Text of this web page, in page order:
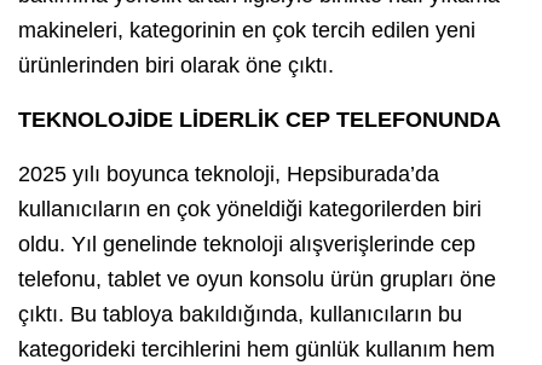
makineleri, kategorinin en çok tercih edilen yeni
ürünlerinden biri olarak öne çıktı.
TEKNOLOJİDE LİDERLİK CEP TELEFONUNDA
2025 yılı boyunca teknoloji, Hepsiburada’da
kullanıcıların en çok yöneldiği kategorilerden biri
oldu. Yıl genelinde teknoloji alışverişlerinde cep
telefonu, tablet ve oyun konsolu ürün grupları öne
çıktı. Bu tabloya bakıldığında, kullanıcıların bu
kategorideki tercihlerini hem günlük kullanım hem